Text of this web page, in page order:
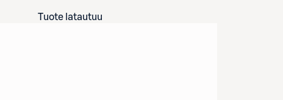
Tuote latautuu